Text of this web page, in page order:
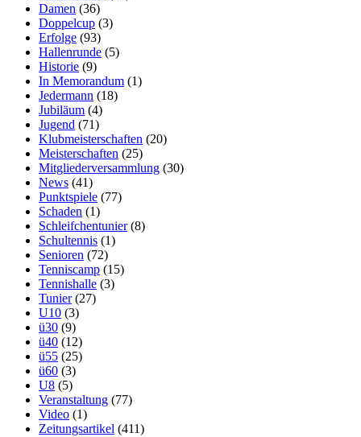
Damen (36)
Doppelcup (3)
Erfolge (93)
Hallenrunde (5)
Historie (9)
In Memorandum (1)
Jedermann (18)
Jubiläum (4)
Jugend (71)
Klubmeisterschaften (20)
Meisterschaften (25)
Mitgliederversammlung (30)
News (41)
Punktspiele (77)
Schaden (1)
Schleifchentunier(8)
Schultennis (1)
Senioren (72)
Tenniscamp (15)
Tennishalle (3)
Tunier(27)
U10 (3)
ü30 (9)
ü40 (12)
ü55 (25)
ü60 (3)
U8 (5)
Veranstaltung (77)
Video (1)
Zeitungsartikel (411)